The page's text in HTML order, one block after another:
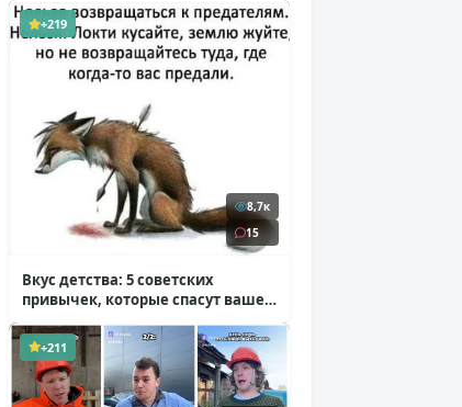
+219
8,7к
15
Вкус детства: 5 советских
привычек, которые спасут ваше
+211